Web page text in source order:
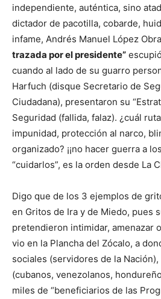
independiente, auténtica, sino
dictador de pacotilla, cobarde,
infame, Andrés Manuel López
trazada por el presidente”
cuando al lado de su guarro
Harfuch (disque Secretario de
Ciudadana), presentaron su
Seguridad (fallida, falaz). ¿cuál
impunidad, protección al narco,
organizado? ¡¡no hacer guerra a
“cuidarlos”, es la orden desde La
Digo que de los 3 ejemplos de
en Gritos de Ira y de Miedo, pues
pretendieron intimidar, amenazar
vio en la Plancha del Zócalo, a
sociales (servidores de la
(cubanos, venezolanos,
miles de “beneficiarios de las